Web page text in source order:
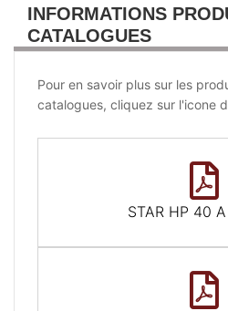
INFORMATIONS
CATALOGUES
Pour en savoir plus sur les
catalogues, cliquez sur l'icone
STAR HP 40